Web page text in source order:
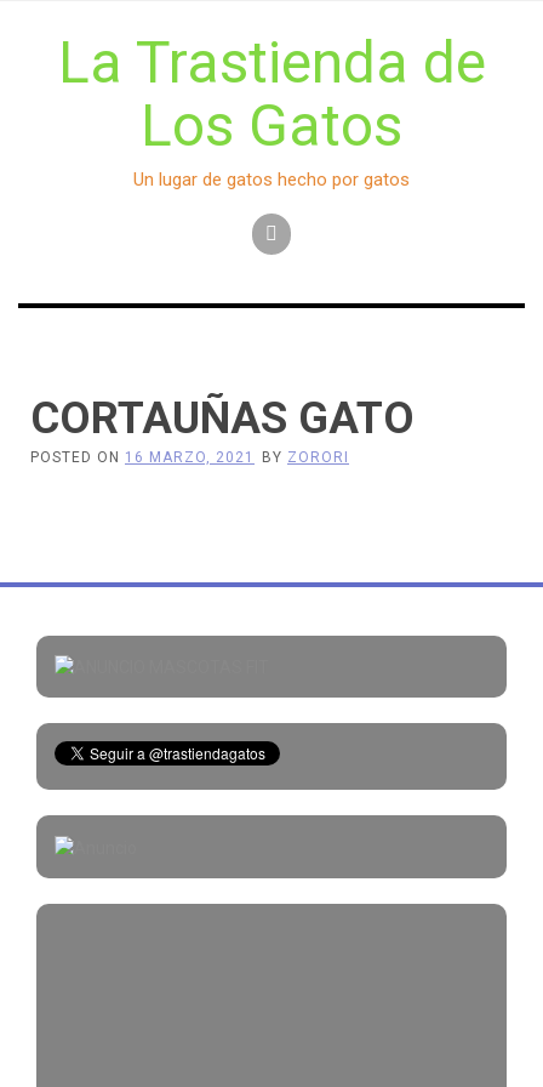
La Trastienda de
Los Gatos
Un lugar de gatos hecho por gatos
CORTAUÑAS GATO
POSTED ON 16 MARZO, 2021 BY ZORORI